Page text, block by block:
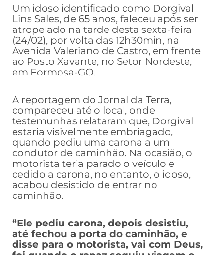
Um idoso identificado como Dorgival
Lins Sales, de 65 anos, faleceu após ser
atropelado na tarde desta sexta-feira
(24/02), por volta das 12h30min, na
Avenida Valeriano de Castro, em frente
ao Posto Xavante, no Setor Nordeste,
em Formosa-GO.
A reportagem do Jornal da Terra,
compareceu até o local, onde
testemunhas relataram que, Dorgival
estaria visivelmente embriagado,
quando pediu uma carona a um
condutor de caminhão. Na ocasião, o
motorista teria parado o veículo e
cedido a carona, no entanto, o idoso,
acabou desistido de entrar no
caminhão.
“Ele pediu carona, depois desistiu,
até fechou a porta do caminhão, e
disse para o motorista, vai com Deus,